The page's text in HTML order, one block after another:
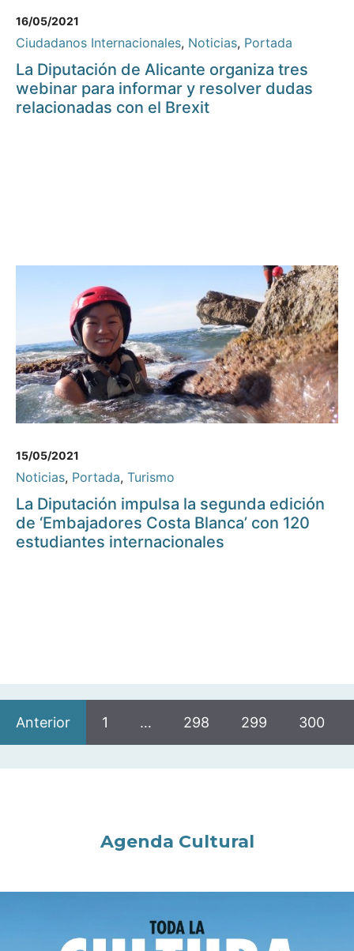
16/05/2021
Ciudadanos Internacionales, Noticias, Portada
La Diputación de Alicante organiza tres
webinar para informar y resolver dudas
relacionadas con el Brexit
15/05/2021
Noticias, Portada, Turismo
La Diputación impulsa la segunda edición
de ‘Embajadores Costa Blanca’ con 120
estudiantes internacionales
Anterior 1 … 298 299 300
Agenda Cultural